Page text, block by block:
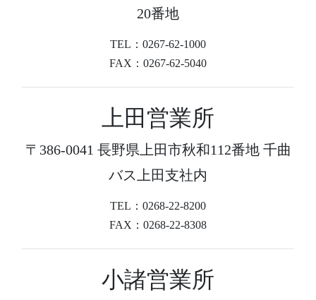
20番地
TEL：0267-62-1000
FAX：0267-62-5040
上田営業所
〒386-0041 長野県上田市秋和112番地 千曲
バス上田支社内
TEL：0268-22-8200
FAX：0268-22-8308
小諸営業所